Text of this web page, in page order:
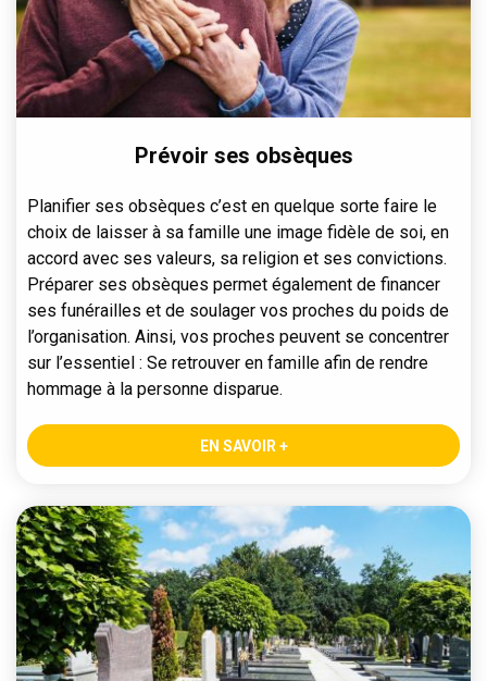
Prévoir ses obsèques
Planifier ses obsèques c’est en quelque sorte faire le
choix de laisser à sa famille une image fidèle de soi, en
accord avec ses valeurs, sa religion et ses convictions.
Préparer ses obsèques permet également de financer
ses funérailles et de soulager vos proches du poids de
l’organisation. Ainsi, vos proches peuvent se concentrer
sur l’essentiel : Se retrouver en famille afin de rendre
hommage à la personne disparue.
EN SAVOIR +